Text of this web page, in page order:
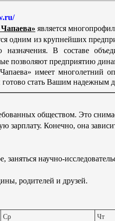
является
одним из крупнейших
назначения.В составе
позволяют предприятию
имеет многолетний
стать Вашим надежным
обществом. Это
зарплату. Конечно, она
научно-
родителей и друзей.
Ср Чт